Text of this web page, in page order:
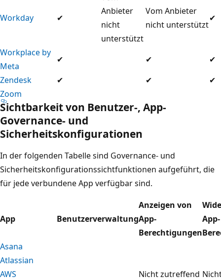
Workday ✔
Anbieter
nicht
unterstützt
Vom Anbieter
nicht unterstützt
✔
Workplace by
Meta
✔ ✔
✔
Zendesk
✔ ✔
✔
Zoom
Sichtbarkeit von Benutzer-, App-
Governance- und
Sicherheitskonfigurationen
In der folgenden Tabelle sind Governance- und
Sicherheitskonfigurationssichtfunktionen aufgeführt, die
für jede verbundene App verfügbar sind.
App Benutzerverwaltung
Anzeigen von
App-
Berechtigungen
App-
Asana
Atlassian
AWS
Nicht zutreffend